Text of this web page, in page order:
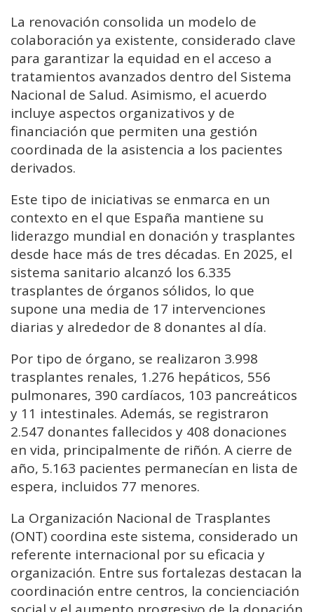
La renovación consolida un modelo de
colaboración ya existente, considerado clave
para garantizar la equidad en el acceso a
tratamientos avanzados dentro del Sistema
Nacional de Salud. Asimismo, el acuerdo
incluye aspectos organizativos y de
financiación que permiten una gestión
coordinada de la asistencia a los pacientes
derivados.
Este tipo de iniciativas se enmarca en un
contexto en el que España mantiene su
liderazgo mundial en donación y trasplantes
desde hace más de tres décadas. En 2025, el
sistema sanitario alcanzó los 6.335
trasplantes de órganos sólidos, lo que
supone una media de 17 intervenciones
diarias y alrededor de 8 donantes al día.
Por tipo de órgano, se realizaron 3.998
trasplantes renales, 1.276 hepáticos, 556
pulmonares, 390 cardíacos, 103 pancreáticos
y 11 intestinales. Además, se registraron
2.547 donantes fallecidos y 408 donaciones
en vida, principalmente de riñón. A cierre de
año, 5.163 pacientes permanecían en lista de
espera, incluidos 77 menores.
La Organización Nacional de Trasplantes
(ONT) coordina este sistema, considerado un
referente internacional por su eficacia y
organización. Entre sus fortalezas destacan la
coordinación entre centros, la concienciación